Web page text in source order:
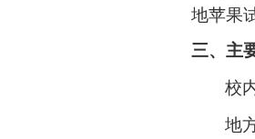
地苹果
三、主
校
地